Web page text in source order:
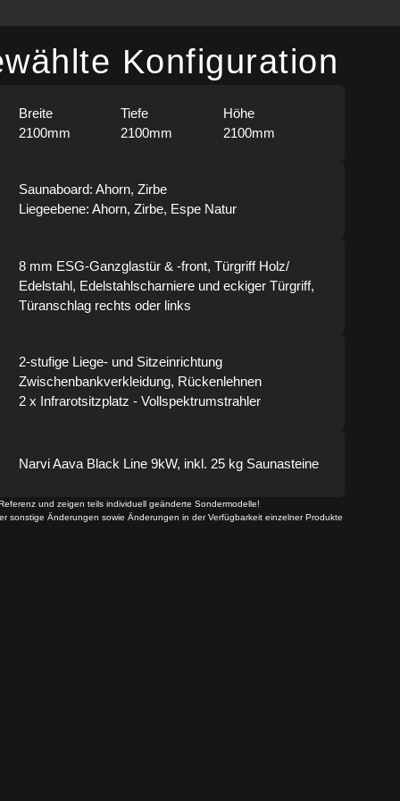
Konfiguration
Breite
2100mm
Tiefe
2100mm
Höhe
2100mm
Saunaboard: Ahorn, Zirbe
Liegeebene: Ahorn, Zirbe, Espe Natur
8 mm ESG-Ganzglastür & -front, Türgriff Holz/
Edelstahl, Edelstahlscharniere und eckiger Türgriff,
Türanschlag rechts oder links
2-stufige Liege- und Sitzeinrichtung
Zwischenbank­verkleidung, Rückenlehnen
2 x Infrarotsitzplatz - Vollspektrumstrahler
Narvi Aava Black Line 9kW, inkl. 25 kg Saunasteine
und zeigen teils individuell geänderte Sondermodelle!
sonstige Änderungen sowie Änderungen in der Verfügbarkeit einzelner Produkte